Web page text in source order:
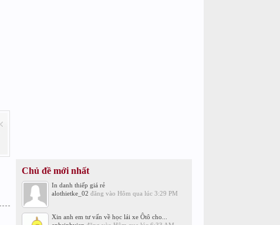
Chủ đề mới nhất
In danh thiếp giá rẻ
alothietke_02 đăng vào Hôm qua lúc 3:29 PM
Xin anh em tư vấn về học lái xe Ôtô cho...